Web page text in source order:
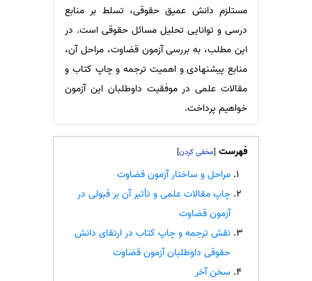
سفارش تولید محتوا
سفارش ترجمه همزمان
سفارش چکیده گرافیکی
سفارش تهیه کاورلتر
سفارش انگیزه‌نامه‌SOP
مستلزم دانش عمیق حقوقی، تسلط بر منابع
درسی و توانایی تحلیل مسائل حقوقی است. در
این مطلب، به بررسی آزمون قضاوت، مراحل آن،
منابع پیشنهادی و اهمیت ترجمه و چاپ کتاب و
مقالات علمی در موفقیت داوطلبان این آزمون
خواهیم پرداخت.
فهرست [
]
مراحل و ساختار آزمون قضاوت
چاپ مقالات علمی و تأثیر آن بر قبولی در
آزمون قضاوت
نقش ترجمه و چاپ کتاب در ارتقای دانش
حقوقی داوطلبان آزمون قضاوت
سخن آخر